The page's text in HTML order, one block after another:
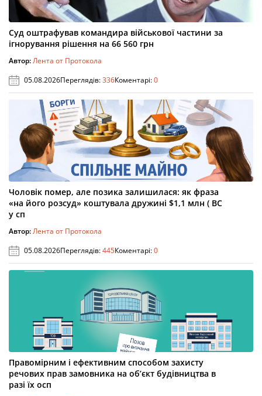
Суд оштрафував командира військової частини за
ігнорування рішення на 66 560 грн
Автор:Лента от Протокола
05.08.2026Переглядів:336Коментарі:0
Чоловік помер, але позика залишилася: як фраза
«на його розсуд» коштувала дружині $1,1 млн ( ВС
у сп
Автор:Лента от Протокола
05.08.2026Переглядів:445Коментарі:0
Правомірним і ефективним способом захисту
речових прав замовника на об’єкт будівництва в
разі їх осп